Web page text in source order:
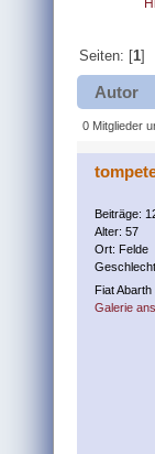
Seiten: [1]
Autor
0 Mitglieder
Beiträge:
Alter: 57
Ort: Felde
Fiat Abarth
Galerie